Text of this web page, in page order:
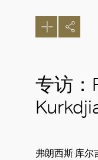
专访：
弗朗西斯·库